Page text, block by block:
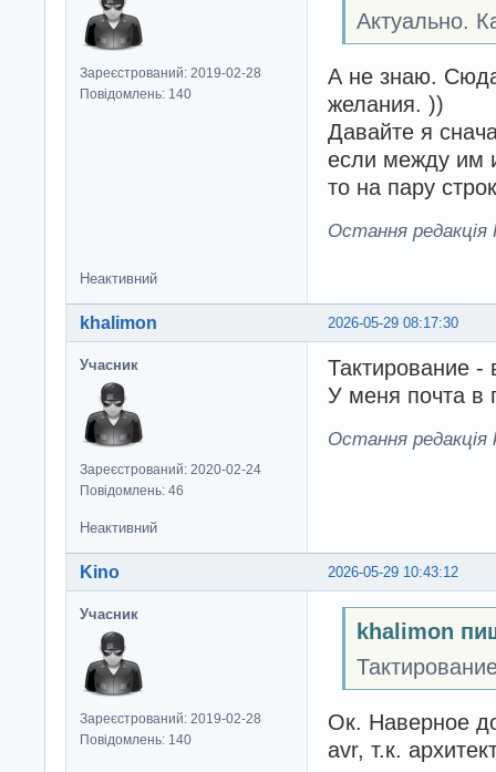
Зареєстрований: 2019-02-28
Повідомлень: 140
Актуально.
А не знаю. Сюда
желания. ))
Давайте я
если между им
то на пару
Остання редакція
Неактивний
2026-05-29 08:17:30
khalimon
Учасник
Зареєстрований: 2020-02-24
Повідомлень: 46
Тактирование -
У меня почта в
Остання редакція
Неактивний
2026-05-29 10:43:12
Kino
Учасник
Зареєстрований: 2019-02-28
Повідомлень: 140
khalimon
Ок. Наверное
avr, т.к.